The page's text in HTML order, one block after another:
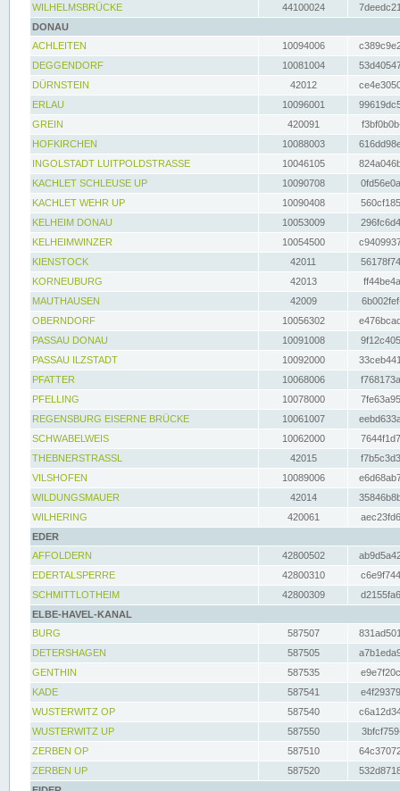
WILHELMSBRÜCKE
44100024
DONAU
ACHLEITEN
10094006
DEGGENDORF
10081004
DÜRNSTEIN
42012
ERLAU
10096001
GREIN
420091
HOFKIRCHEN
10088003
INGOLSTADT LUITPOLDSTRASSE
10046105
KACHLET SCHLEUSE UP
10090708
KACHLET WEHR UP
10090408
KELHEIM DONAU
10053009
KELHEIMWINZER
10054500
KIENSTOCK
42011
KORNEUBURG
42013
MAUTHAUSEN
42009
OBERNDORF
10056302
PASSAU DONAU
10091008
PASSAU ILZSTADT
10092000
PFATTER
10068006
PFELLING
10078000
REGENSBURG EISERNE BRÜCKE
10061007
SCHWABELWEIS
10062000
THEBNERSTRASSL
42015
VILSHOFEN
10089006
WILDUNGSMAUER
42014
WILHERING
420061
EDER
AFFOLDERN
42800502
EDERTALSPERRE
42800310
SCHMITTLOTHEIM
42800309
ELBE-HAVEL-KANAL
BURG
587507
DETERSHAGEN
587505
GENTHIN
587535
KADE
587541
WUSTERWITZ OP
587540
WUSTERWITZ UP
587550
ZERBEN OP
587510
ZERBEN UP
587520